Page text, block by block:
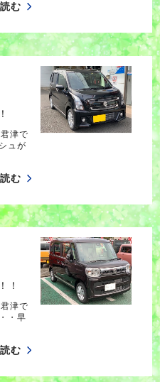
む
津で
ュが
む
！
津で
・早
む